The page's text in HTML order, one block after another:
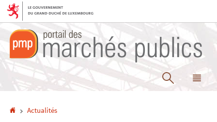
Aller
navigation
Aller
contenu
Accueil
Actualités